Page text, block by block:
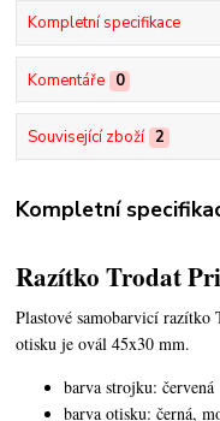
Kompletní specifikace
Komentáře 0
Související zboží 2
Kompletní
Razítko Trodat
Plastové samobarvicí
otisku je ovál 45x30 mm.
barva strojku: červená
barva otisku: černá,